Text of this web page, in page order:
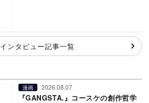
インタビュー記事一覧
漫画 2026.08.07
『GANGSTA.』コースケの創作哲学